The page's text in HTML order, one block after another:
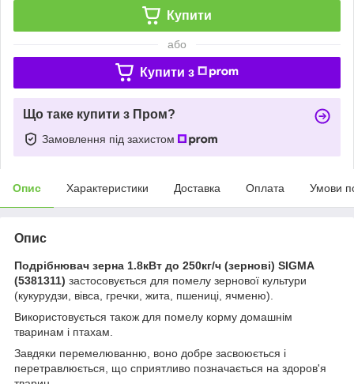
Купити
або
Купити з
Що таке купити з Пром?
Замовлення під захистом
Опис Характеристики Доставка Оплата Умови
Опис
Подрібнювач зерна 1.8кВт до 250кг/ч (зернові) SIGMA
(5381311) застосовується для помелу зернової культури
(кукурудзи, вівса, гречки, жита, пшениці, ячменю).
Використовується також для помелу корму домашнім
тваринам і птахам.
Завдяки перемелюванню, воно добре засвоюється і
перетравлюється, що сприятливо позначається на здоров'я